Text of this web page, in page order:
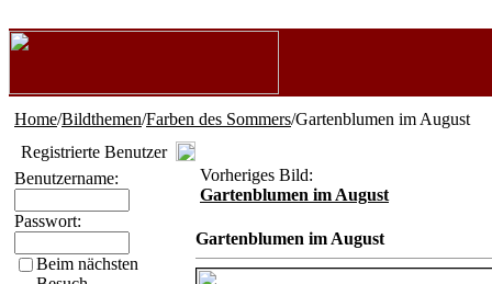
Home/Bildthemen/Farben des Sommers/Gartenblumen im August
Registrierte Benutzer
Benutzername:
Passwort:
Beim nächsten
Vorheriges Bild:
Gartenblumen im August
Gartenblumen im August